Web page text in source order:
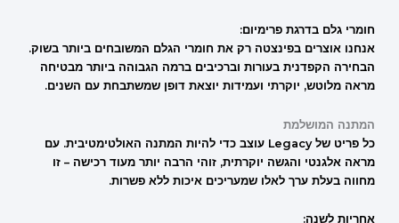
חומרי גלם בדרגת פרימיום:
אנחנו אוצרים בפינצטה רק את חומרי הגלם המשובחים ביותר בשוק.
הבחירה הקפדנית בעורות וברכיבים ברמה הגבוהה ביותר מבטיחה
מראה מלוטש, יוקרתי ועמידות יוצאת דופן שמשתבחת עם השנים.
המתנה המושלמת
כל פריט של Legacy עוצב כדי להיות המתנה האולטימטיבית. עם
מראה אלגנטי והגשה יוקרתית, זוהי הרבה יותר מעוד רכישה – זו
מחווה בעלת ערך לאלו שמעריכים איכות ללא פשרות.
אחריות לשנה: